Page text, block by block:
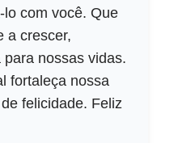
com você. Que
a crescer,
nossas vidas.
fortaleça nossa
felicidade. Feliz